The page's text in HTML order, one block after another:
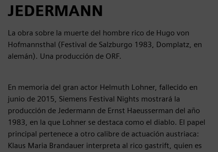
JEDERMANN
La obra sobre la muerte del hombre rico de Hugo von
Hofmannsthal (Festival de Salzburgo 1983, Domplatz, en
alemán). Una producción de ORF.
En memoria del gran actor Helmuth Lohner, fallecido en
junio de 2015, Siemens Festival Nights mostrará la
producción de Jedermann de Ernst Haeusserman del año
1983, en la que Lohner se destaca como el diablo. El papel
principal pertenece a otro calibre de actuación austriaca:
Klaus Maria Brandauer interpreta al rico gastrift, quien es